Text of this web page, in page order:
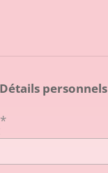
Détails personnels
*